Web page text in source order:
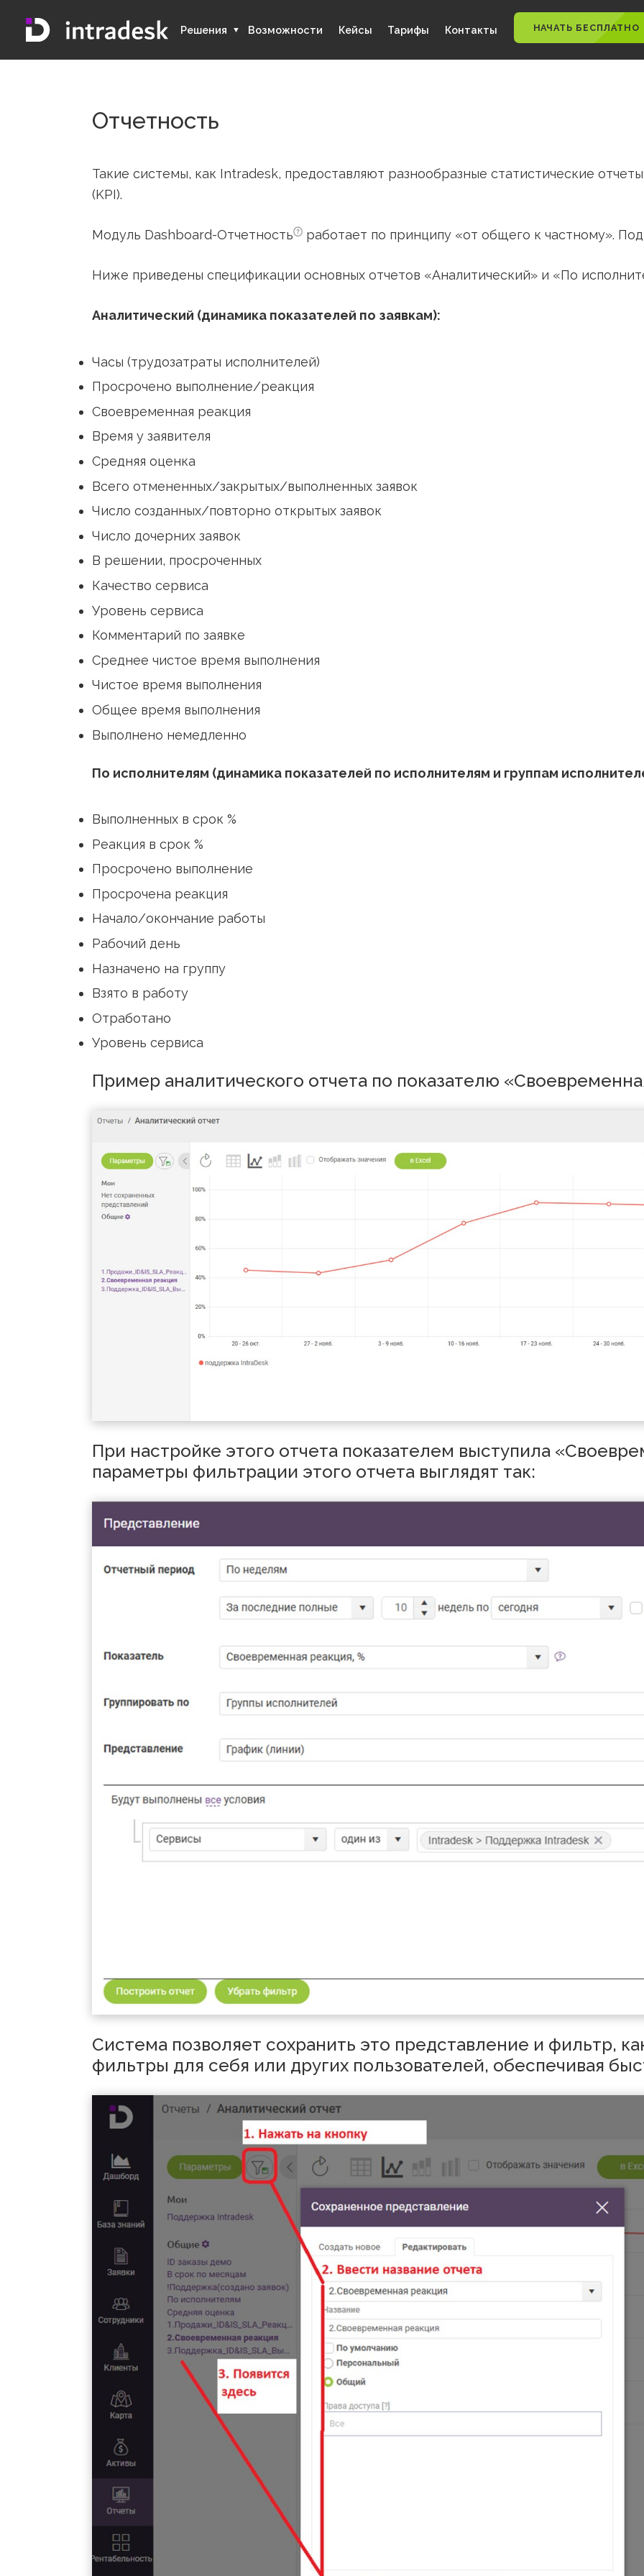
Решения Возможности Кейсы Тарифы Контакты НАЧАТЬ
Отчетность
Такие системы, как Intradesk, предоставляют разнообразные
Ниже приведены спецификации основных отчетов «Аналитический» и
Просрочено выполнение/реакция
Своевременная реакция
Время у заявителя
Средняя оценка
Всего отмененных/закрытых/выполненных заявок
Число созданных/повторно открытых заявок
Число дочерних заявок
В решении, просроченных
Уровень сервиса
Комментарий по заявке
Среднее чистое время выполнения
Выполнено немедленно
Выполненных в срок %
Реакция в срок %
Просрочено выполнение
Просрочена реакция
Начало/окончание работы
Рабочий день
Назначено на группу
Уровень сервиса
Пример аналитического отчета по показателю
При настройке этого отчета показателем выступила
Система позволяет сохранить это представление и
фильтры для себя или других пользователей,